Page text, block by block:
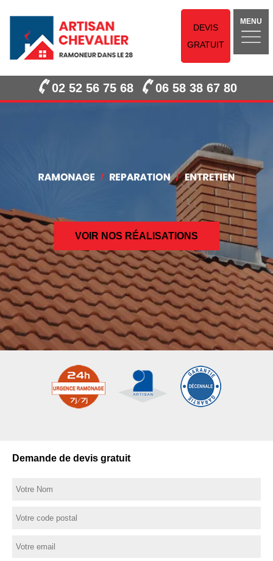
DEVIS
GRATUIT
MENU
02 52 56 75 68 06 58 38 67 80
VOIR NOS RÉALISATIONS
Demande de devis gratuit